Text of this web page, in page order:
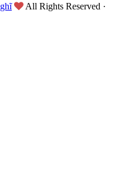
All Rights Reserved ·